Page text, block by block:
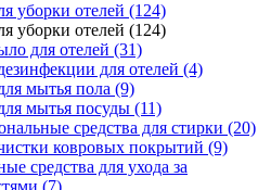
уборки отелей (124)
уборки отелей (124)
для отелей (31)
для отелей (4)
мытья пола (9)
мытья посуды (11)
средства для стирки (20)
ковровых покрытий (9)
средства для ухода за
(7)